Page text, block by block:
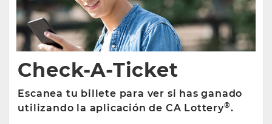
Check-A-Ticket
Escanea tu billete para ver si has ganado
utilizando la aplicación de CA Lottery®.